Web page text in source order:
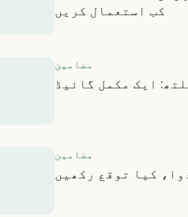
کب استعمال کریں
مضامین
ایک مکمل گائیڈ
مضامین
کیا توقع رکھیں